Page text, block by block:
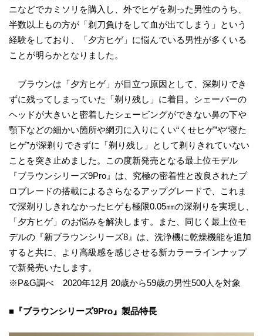
ニなどでカミソリを購入し、外でヒゲを剃った男性のうち、
半数以上もの方が「剃刀負けをして血が出てしまう」という
経験をしており、「夕方ヒゲ」に悩んでいる男性が多くいる
ことが明らかとなりました。
ブラウンは「夕方ヒゲ」が目立つ原因として、深剃りでき
ずに残ってしまっていた「剃り残し」に着目。シェーバーの
ヘッドが大きいと密着したシェービングができない鼻の下や
顎下などの細かい箇所や網刃に入りにくい“くせヒゲ”や“寝た
ヒゲ”が深剃りできずに「剃り残し」として剃りきれていない
ことを突き止めました。この度新発売となる最上位モデル
『ブラウンシリーズ9Pro』は、究極の密着性と改良されたプ
ロブレードの搭載によるさらなるアップグレードで、これま
で深剃りしきれなかったヒゲも極限0.05㎜の深剃りを実現し、
「夕方ヒゲ」のお悩みを解決します。また、同じく最上位モ
デルの『新ブラウンシリーズ8』は、洗浄機に乾燥機能を追加
すると共に、より高級感を感じさせる新カラーラインナップ
で新発売いたします。
※P&G調べ 2020年12月 20歳から59歳の男性500人を対象
■『ブラウンシリーズ9Pro』製品特長